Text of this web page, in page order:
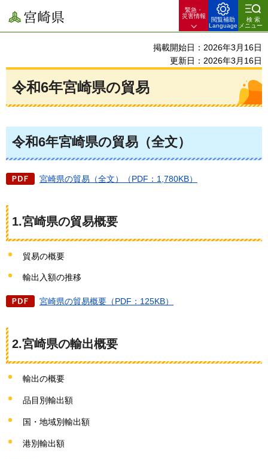
宮崎県
緊急・
災害情報
閲覧補助
Language
検索
メニュー
掲載開始日：2026年3月16日
更新日：2026年3月16日
令和6年宮崎県の貿易
令和6年宮崎県の貿易（全文）
宮崎県の貿易（全文）（PDF：1,780KB）
1.宮崎県の貿易概要
貿易の概要
輸出入額の推移
宮崎県の貿易概要（PDF：125KB）
2.宮崎県の輸出概要
輸出の概要
品目別輸出額
国・地域別輸出額
港別輸出額